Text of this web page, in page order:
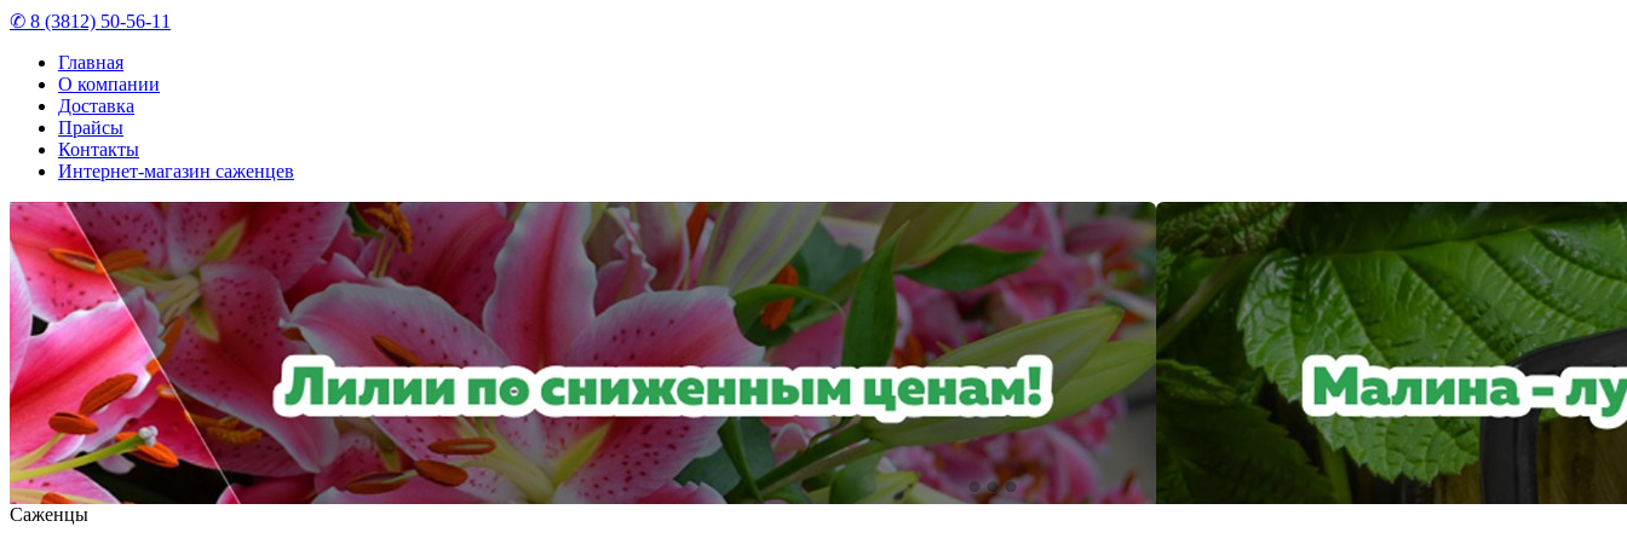
✆ 8 (3812) 50-56-11
Главная
О компании
Доставка
Прайсы
Контакты
Интернет-магазин саженцев
Саженцы